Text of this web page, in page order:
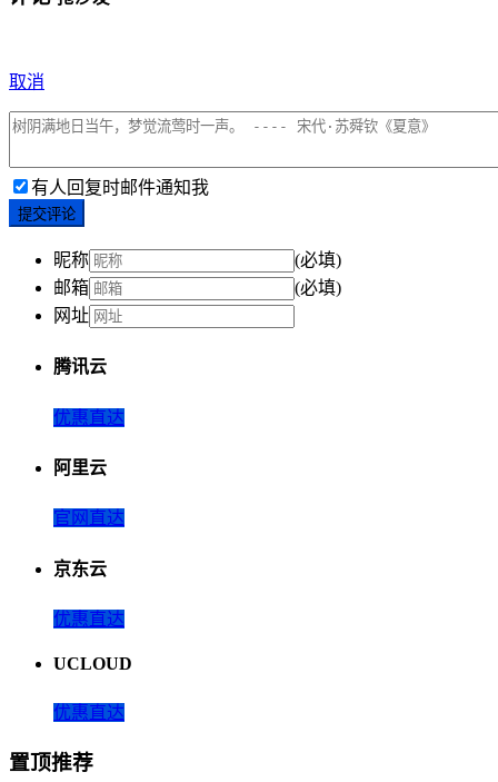
取消
有人回复时邮件通知我
提交评论
昵称
(必填)
邮箱
(必填)
网址
腾讯云
优惠直达
阿里云
官网直达
京东云
优惠直达
UCLOUD
优惠直达
置顶推荐